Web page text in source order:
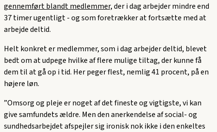
gennemført blandt medlemmer,der i dag arbejder mindre end
37 timer ugentligt - og som foretrækker at fortsætte med at
arbejde deltid.
Helt konkret er medlemmer, som i dag arbejder deltid, blevet
bedt om at udpege hvilke af flere mulige tiltag, der kunne få
dem til at gå op i tid. Her peger flest, nemlig 41 procent, på en
højere løn.
”Omsorg og pleje er noget af det fineste og vigtigste, vi kan
give samfundets ældre. Men den anerkendelse af social- og
sundhedsarbejdet afspejler sig ironisk nok ikke i den enkeltes